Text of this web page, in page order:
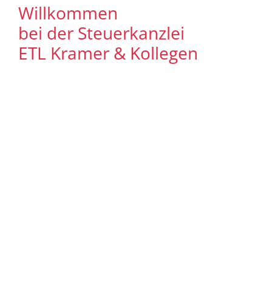
Willkommen
bei der Steuerkanzlei
ETL Kramer & Kollegen